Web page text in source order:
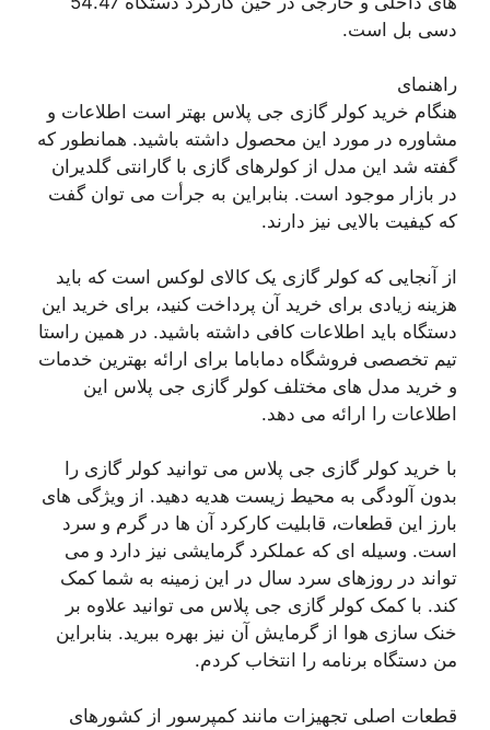
دسی بل است.
راهنمای
هنگام خرید کولر گازی جی پلاس بهتر است اطلاعات و
مشاوره در مورد این محصول داشته باشید. همانطور که
گفته شد این مدل از کولرهای گازی با گارانتی گلدیران
در بازار موجود است. بنابراین به جرأت می توان گفت
که کیفیت بالایی نیز دارند.
از آنجایی که کولر گازی یک کالای لوکس است که باید
هزینه زیادی برای خرید آن پرداخت کنید، برای خرید این
دستگاه باید اطلاعات کافی داشته باشید. در همین راستا
تیم تخصصی فروشگاه دماباما برای ارائه بهترین خدمات
و خرید مدل های مختلف کولر گازی جی پلاس این
اطلاعات را ارائه می دهد.
با خرید کولر گازی جی پلاس می توانید کولر گازی را
بدون آلودگی به محیط زیست هدیه دهید. از ویژگی های
بارز این قطعات، قابلیت کارکرد آن ها در گرم و سرد
است. وسیله ای که عملکرد گرمایشی نیز دارد و می
تواند در روزهای سرد سال در این زمینه به شما کمک
کند. با کمک کولر گازی جی پلاس می توانید علاوه بر
خنک سازی هوا از گرمایش آن نیز بهره ببرید. بنابراین
من دستگاه برنامه را انتخاب کردم.
قطعات اصلی تجهیزات مانند کمپرسور از کشورهای